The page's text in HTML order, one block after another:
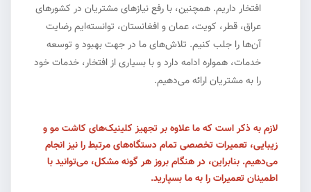
افتخار داریم. همچنین، با رفع نیازهای مشتریان در کشورهای
عراق، قطر، کویت، عمان و افغانستان، توانسته‌ایم رضایت
آن‌ها را جلب کنیم. تلاش‌های ما در جهت بهبود و توسعه
خدمات، همواره ادامه دارد و با بسیاری از افتخار، خدمات خود
را به مشتریان ارائه می‌دهیم.
لازم به ذکر است که ما علاوه بر تجهیز کلینیک‌های کاشت مو و
زیبایی، تعمیرات تخصصی تمام دستگاه‌های مرتبط را نیز انجام
می‌دهیم. بنابراین، در هنگام بروز هر گونه مشکل، می‌توانید با
اطمینان تعمیرات را به ما بسپارید.